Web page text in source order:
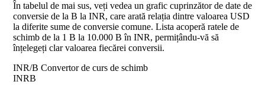
În tabelul de mai sus, veți vedea un grafic cuprinzător de date de
conversie de la B la INR, care arată relația dintre valoarea USD
la diferite sume de conversie comune. Lista acoperă ratele de
schimb de la 1 B la 10.000 B în INR, permițându-vă să
înțelegeți clar valoarea fiecărei conversii.
INR/B Convertor de curs de schimb
INRB